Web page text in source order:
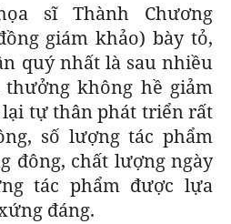
sĩ Thành Chương
giám khảo) bày tỏ,
quý nhất là sau nhiều
không hề giảm
tự thân phát triển rất
số lượng tác phẩm
đông, chất lượng ngày
tác phẩm được lựa
đáng.